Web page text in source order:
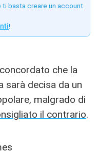
ti basta creare un account
!
che la
sarà decisa da un
malgrado di
il contrario.